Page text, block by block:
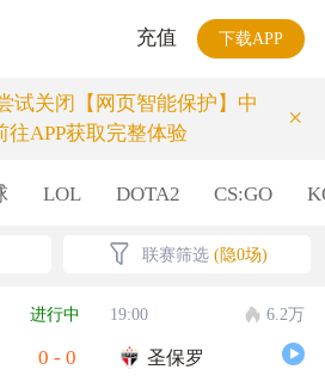
充值 下载APP
试关闭【网页智能保护】中
APP获取完整体验
×
LOL DOTA2 CS:GO
联赛筛选 (隐0场)
进行中 19:00 6.2万
0 - 0 圣保罗